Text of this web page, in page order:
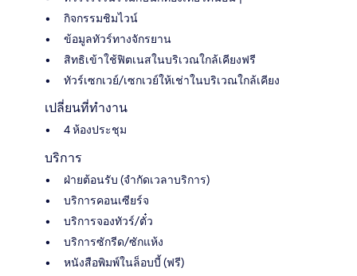
กิจกรรมชิมไวน์
ข้อมูลทัวร์ทางจักรยาน
สิทธิเข้าใช้ฟิตเนสในบริเวณใกล้เคียงฟรี
ทัวร์เซกเวย์/เซกเวย์ให้เช่าในบริเวณใกล้เคียง
เปลี่ยนที่ทำงาน
4 ห้องประชุม
บริการ
ฝ่ายต้อนรับ (จำกัดเวลาบริการ)
บริการคอนเซียร์จ
บริการจองทัวร์/ตั๋ว
บริการซักรีด/ซักแห้ง
หนังสือพิมพ์ในล็อบบี้ (ฟรี)